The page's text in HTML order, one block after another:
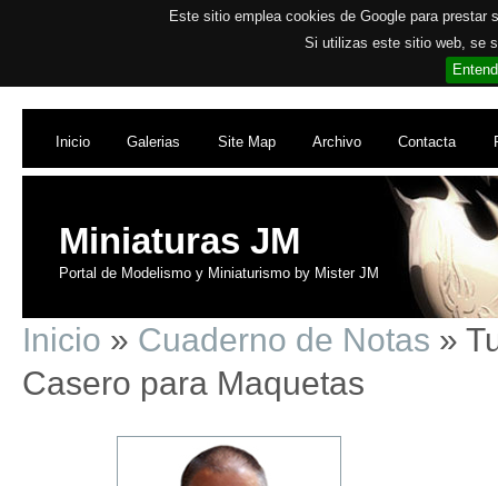
Este sitio emplea cookies de Google para
Si utilizas este sitio web, se
Inicio Galerias Site Map Archivo Contacta
Miniaturas JM
Portal de Modelismo y Miniaturismo by Mister JM
Inicio » Cuaderno de Notas »
Casero para Maquetas